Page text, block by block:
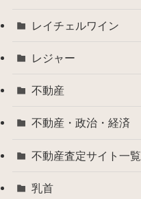
レイチェルワイン
レジャー
不動産
不動産・政治・経済
不動産査定サイト一覧
乳首